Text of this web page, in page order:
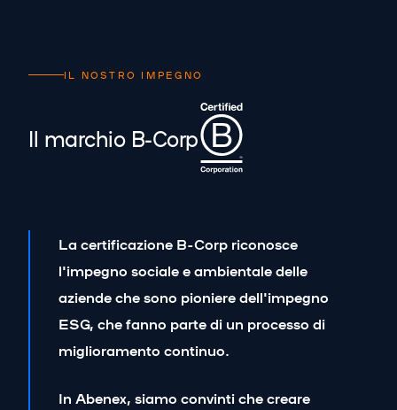
IL NOSTRO IMPEGNO
Il marchio B-Corp
La certificazione B-Corp riconosce
l'impegno sociale e ambientale delle
aziende che sono pioniere dell'impegno
ESG, che fanno parte di un processo di
miglioramento continuo.
In Abenex, siamo convinti che creare